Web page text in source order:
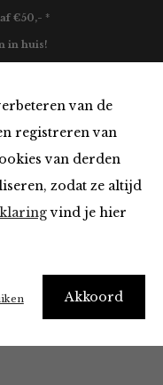
van de
registreren van
van derden
zodat ze altijd
vind je hier
Akkoord
€50,- *
in huis!
accessories